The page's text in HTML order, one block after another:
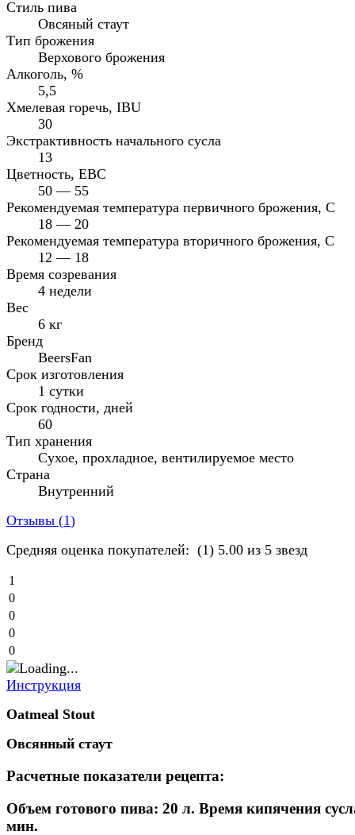
Стиль пива
Овсяный стаут
Тип брожения
Верхового брожения
Алкоголь, %
5,5
Хмелевая горечь, IBU
30
Экстрактивность начального сусла
13
Цветность, EBC
50 — 55
Рекомендуемая температура первичного брожения, С
18 — 20
Рекомендуемая температура вторичного брожения, C
12 — 18
Время созревания
4 недели
Вес
6 кг
Бренд
BeersFan
Срок изготовления
1 сутки
Срок годности, дней
60
Тип хранения
Сухое, прохладное, вентилируемое место
Страна
Внутренний
Отзывы (1)
Средняя оценка покупателей: (1) 5.00 из 5 звезд
1
0
0
0
0
Инструкция
Oatmeal Stout
Овсянный стаут
Расчетные показатели рецепта:
Объем готового пива: 20 л. Время кипячения
мин.